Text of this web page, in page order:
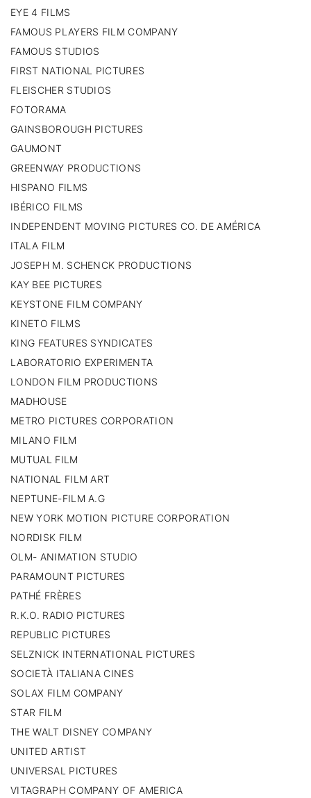
EYE 4 FILMS
FAMOUS PLAYERS FILM COMPANY
FAMOUS STUDIOS
FIRST NATIONAL PICTURES
FLEISCHER STUDIOS
FOTORAMA
GAINSBOROUGH PICTURES
GAUMONT
GREENWAY PRODUCTIONS
HISPANO FILMS
IBÉRICO FILMS
INDEPENDENT MOVING PICTURES CO. DE AMÉRICA
ITALA FILM
JOSEPH M. SCHENCK PRODUCTIONS
KAY BEE PICTURES
KEYSTONE FILM COMPANY
KINETO FILMS
KING FEATURES SYNDICATES
LABORATORIO EXPERIMENTA
LONDON FILM PRODUCTIONS
MADHOUSE
METRO PICTURES CORPORATION
MILANO FILM
MUTUAL FILM
NATIONAL FILM ART
NEPTUNE-FILM A.G
NEW YORK MOTION PICTURE CORPORATION
NORDISK FILM
OLM- ANIMATION STUDIO
PARAMOUNT PICTURES
PATHÉ FRÈRES
R.K.O. RADIO PICTURES
REPUBLIC PICTURES
SELZNICK INTERNATIONAL PICTURES
SOCIETÀ ITALIANA CINES
SOLAX FILM COMPANY
STAR FILM
THE WALT DISNEY COMPANY
UNITED ARTIST
UNIVERSAL PICTURES
VITAGRAPH COMPANY OF AMERICA